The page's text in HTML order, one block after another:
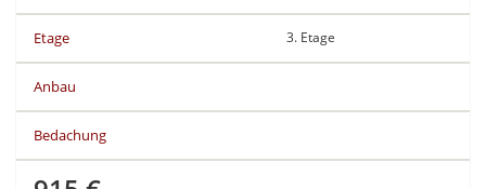
Etage 3. Etage
Anbau
Bedachung